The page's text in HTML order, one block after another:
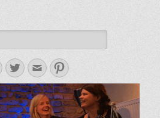
Blog
Facebook
Twitter
E-
Mail-
Adresse
Pinterest